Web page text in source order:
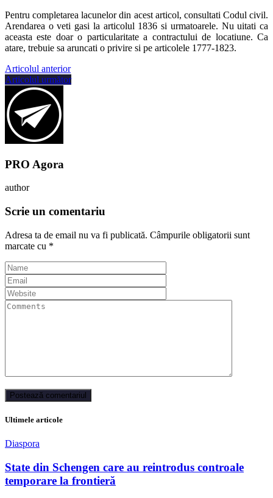
Pentru completarea lacunelor din acest articol, consultati Codul civil.
Arendarea o veti gasi la articolul 1836 si urmatoarele. Nu uitati ca
aceasta este doar o particularitate a contractului de locatiune. Ca
atare, trebuie sa aruncati o privire si pe articolele 1777-1823.
Articolul anterior
Articolul următor
PRO Agora
author
Scrie un comentariu
Adresa ta de email nu va fi publicată. Câmpurile obligatorii sunt
marcate cu *
Ultimele articole
Diaspora
State din Schengen care au reintrodus controale
temporare la frontieră